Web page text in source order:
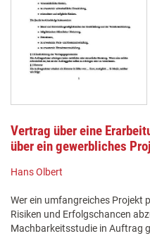
Vertrag über eine
über ein gewerbliches
Hans Olbert
Wer ein umfangreiches Projekt
Risiken und Erfolgschancen
Machbarkeitsstudie in Auftrag